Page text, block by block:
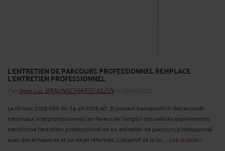
L'ENTRETIEN DE PARCOURS PROFESSIONNEL REMPLACE
L'ENTRETIEN PROFESSIONNEL
Par Jean-Luc BRAUNSCHWEIG-KLEINle 20/11/2025
La loi (Loi 2025-989 du 24-10-2025 art. 3) portant transposition des accords
nationaux interprofessionnels en faveur de l’emploi des salariés expérimentés
transforme l’entretien professionnel en un entretien de parcours professionnel
avec des échéances et un objet réformés. L’objectif de la loi ... Lire la suite >